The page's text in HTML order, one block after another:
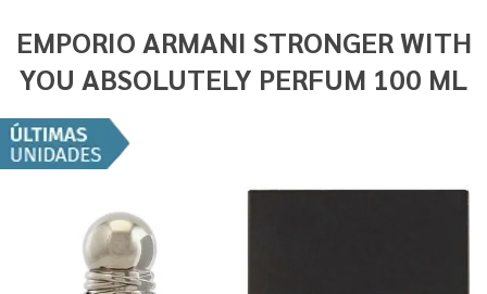
EMPORIO ARMANI STRONGER WITH
YOU ABSOLUTELY PERFUM 100 ML